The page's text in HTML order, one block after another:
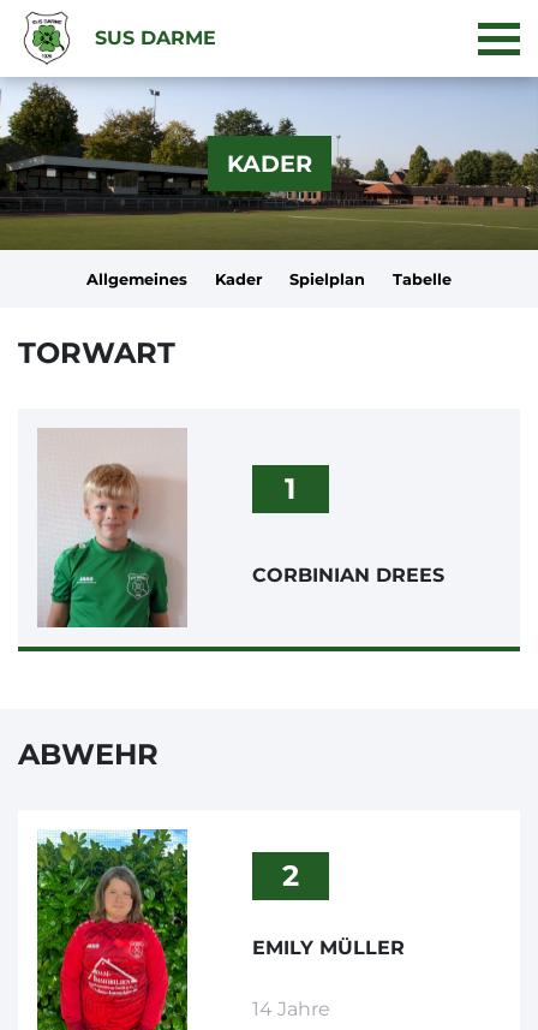
SUS DARME
KADER
Allgemeines Kader Spielplan Tabelle
TORWART
1
CORBINIAN DREES
ABWEHR
2
EMILY MÜLLER
14 Jahre